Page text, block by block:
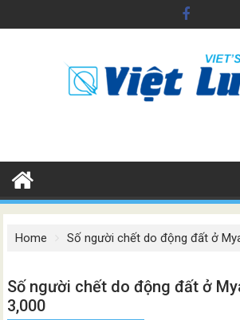
to
Home Số người chết do động đất ở
Số người chết do động đất ở
3,000